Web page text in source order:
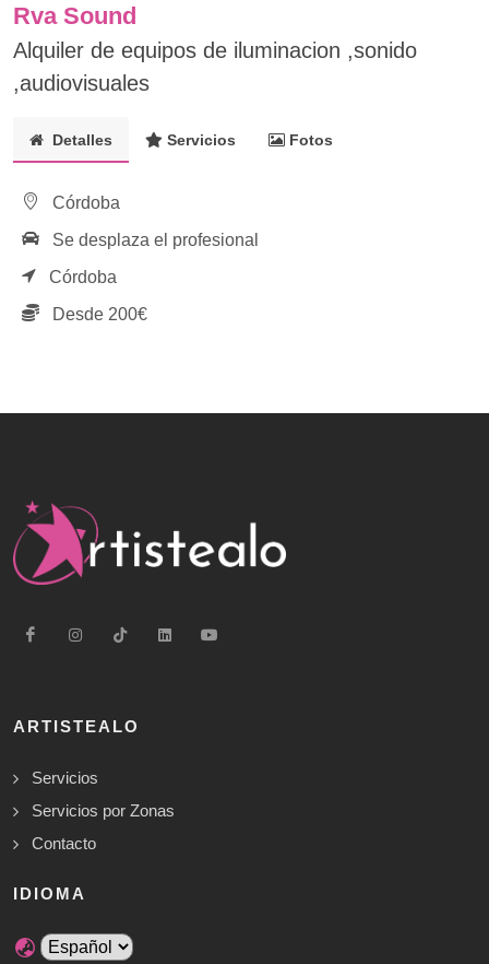
Rva Sound
Alquiler de equipos de iluminacion ,sonido
,audiovisuales
Detalles Servicios Fotos
Córdoba
Se desplaza el profesional
Córdoba
Desde 200€
ARTISTEALO
Servicios
Servicios por Zonas
Contacto
IDIOMA